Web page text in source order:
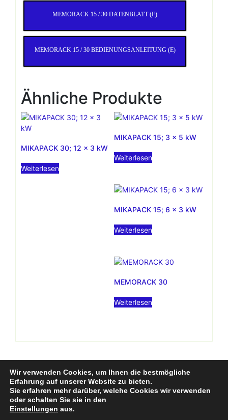
MEMORACK 15 / 30 DATENBLATT (E)
MEMORACK 15 / 30 BEDIENUNGSANLEITUNG (E)
Ähnliche Produkte
MIKAPACK 30; 12 x 3 kW
Weiterlesen
MIKAPACK 15; 3 x 5 kW
Weiterlesen
MIKAPACK 15; 6 x 3 kW
Weiterlesen
MEMORACK 30
Weiterlesen
NLT – Exklusiver Vertrieb von
ADBSTAGELIGHT in
Deutschland
Wir verwenden Cookies, um Ihnen die bestmögliche
Erfahrung auf unserer Website zu bieten.
Sie erfahren mehr darüber, welche Cookies wir verwenden
oder schalten Sie sie in den
Einstellungen aus.